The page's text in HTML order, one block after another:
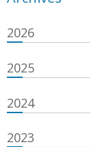
2026
2025
2024
2023